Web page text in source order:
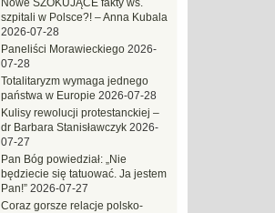
Nowe SZOKUJĄCE fakty ws.
szpitali w Polsce?! – Anna Kubala
2026-07-28
Paneliści Morawieckiego 2026-
07-28
Totalitaryzm wymaga jednego
państwa w Europie 2026-07-28
Kulisy rewolucji protestanckiej –
dr Barbara Stanisławczyk 2026-
07-27
Pan Bóg powiedział: „Nie
będziecie się tatuować. Ja jestem
Pan!” 2026-07-27
Coraz gorsze relacje polsko-